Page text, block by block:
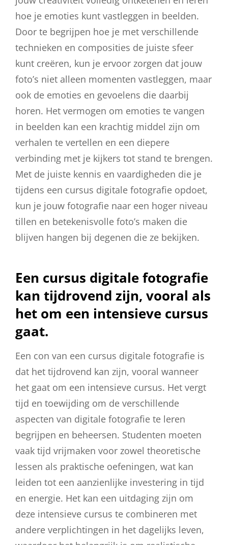
hoe je emoties kunt vastleggen in beelden.
Door te begrijpen hoe je met verschillende
technieken en composities de juiste sfeer
kunt creëren, kun je ervoor zorgen dat jouw
foto’s niet alleen momenten vastleggen, maar
ook de emoties en gevoelens die daarbij
horen. Het vermogen om emoties te vangen
in beelden kan een krachtig middel zijn om
verhalen te vertellen en een diepere
verbinding met je kijkers tot stand te brengen.
Met de juiste kennis en vaardigheden die je
tijdens een cursus digitale fotografie opdoet,
kun je jouw fotografie naar een hoger niveau
tillen en betekenisvolle foto’s maken die
blijven hangen bij degenen die ze bekijken.
Een cursus digitale fotografie
kan tijdrovend zijn, vooral als
het om een intensieve cursus
gaat.
Een con van een cursus digitale fotografie is
dat het tijdrovend kan zijn, vooral wanneer
het gaat om een intensieve cursus. Het vergt
tijd en toewijding om de verschillende
aspecten van digitale fotografie te leren
begrijpen en beheersen. Studenten moeten
vaak tijd vrijmaken voor zowel theoretische
lessen als praktische oefeningen, wat kan
leiden tot een aanzienlijke investering in tijd
en energie. Het kan een uitdaging zijn om
deze intensieve cursus te combineren met
andere verplichtingen in het dagelijks leven,